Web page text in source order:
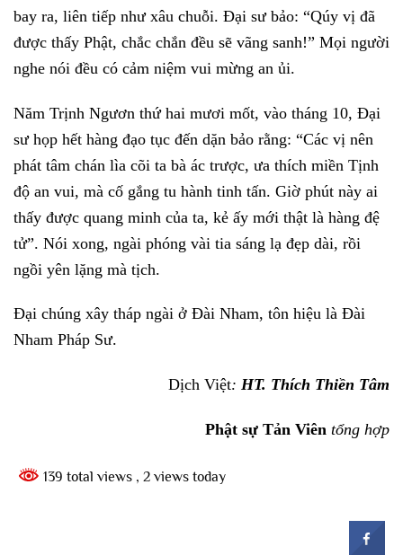
bay ra, liên tiếp như xâu chuỗi. Đại sư bảo: “Qúy vị đã
được thấy Phật, chắc chắn đều sẽ vãng sanh!” Mọi người
nghe nói đều có cảm niệm vui mừng an ủi.
Năm Trịnh Ngươn thứ hai mươi mốt, vào tháng 10, Đại
sư họp hết hàng đạo tục đến dặn bảo rằng: “Các vị nên
phát tâm chán lìa cõi ta bà ác trược, ưa thích miền Tịnh
độ an vui, mà cố gắng tu hành tinh tấn. Giờ phút này ai
thấy được quang minh của ta, kẻ ấy mới thật là hàng đệ
tử”. Nói xong, ngài phóng vài tia sáng lạ đẹp dài, rồi
ngồi yên lặng mà tịch.
Đại chúng xây tháp ngài ở Đài Nham, tôn hiệu là Đài
Nham Pháp Sư.
Dịch Việt: HT. Thích Thiền Tâm
Phật sự Tản Viên tổng hợp
139 total views , 2 views today